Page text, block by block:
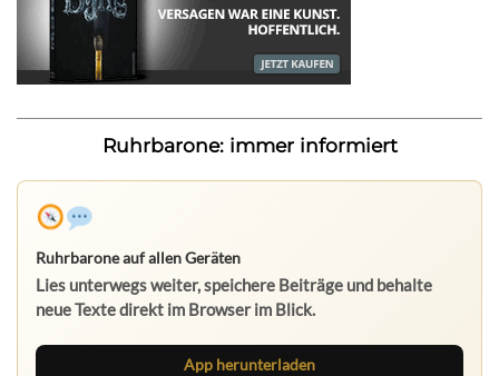
Ruhrbarone: immer informiert
Ruhrbarone auf allen Geräten
Lies unterwegs weiter, speichere Beiträge und behalte
neue Texte direkt im Browser im Blick.
App herunterladen